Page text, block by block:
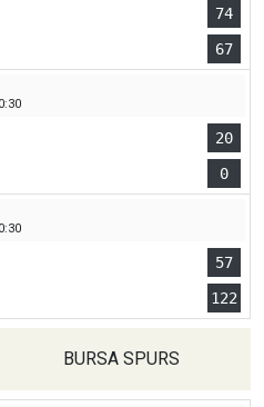
74
67
20
0
57
122
BURSA SPURS